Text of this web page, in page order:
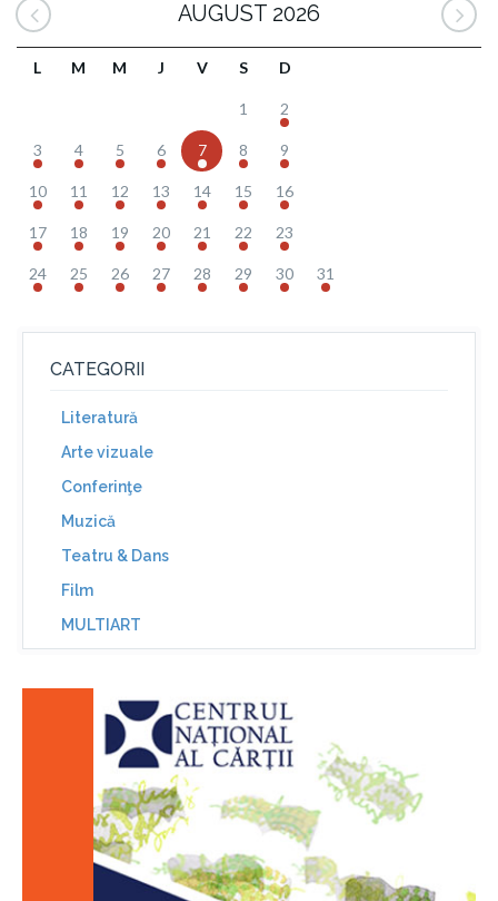
AUGUST 2026
L M M J V S D
1 2
3 4 5 6 7 8 9
10 11 12 13 14 15 16
17 18 19 20 21 22 23
24 25 26 27 28 29 30 31
CATEGORII
Literatură
Arte vizuale
Conferinţe
Muzică
Teatru & Dans
Film
MULTIART